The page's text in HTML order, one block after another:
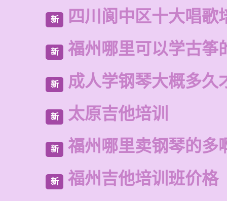
新 四川阆中区十大唱歌
新 福州哪里可以学古筝
新 成人学钢琴大概多久
新 太原吉他培训
新 福州哪里卖钢琴的多
新 福州吉他培训班价格